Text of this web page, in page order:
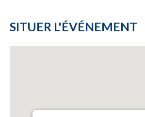
SITUER L'ÉVÉNEMENT